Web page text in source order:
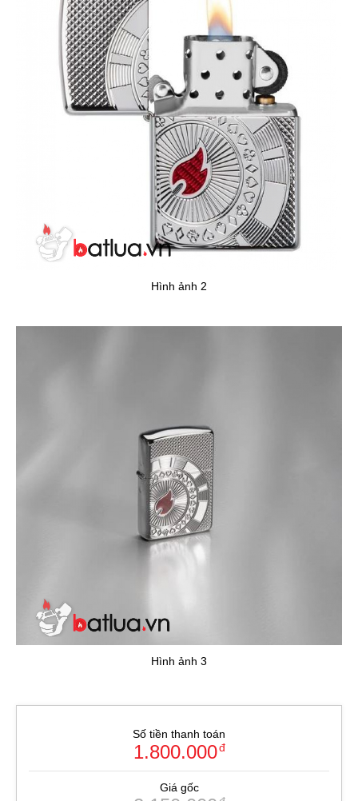
Hình ảnh 2
Hình ảnh 3
Số tiền thanh toán
1.800.000đ
Giá gốc